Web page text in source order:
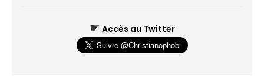
☛ Accès au Twitter